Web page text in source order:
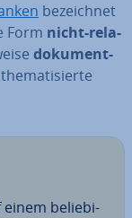
be­zeich­net
Form nicht-re­la­
do­ku­ment­
einem be­lie­bi­